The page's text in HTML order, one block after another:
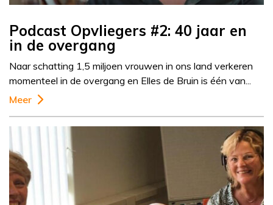
Podcast Opvliegers #2: 40 jaar en
in de overgang
Naar schatting 1,5 miljoen vrouwen in ons land verkeren
momenteel in de overgang en Elles de Bruin is één van...
Meer